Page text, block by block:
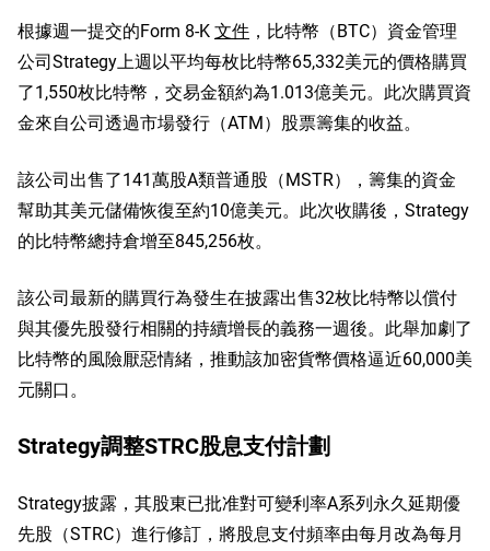
根據週一提交的Form 8-K文件 ，比特幣（BTC）資金管理
公司Strategy上週以平均每枚比特幣65,332美元的價格購買
了1,550枚比特幣，交易金額約為1.013億美元。此次購買資
金來自公司透過市場發行（ATM）股票籌集的收益。
該公司出售了141萬股A類普通股（MSTR），籌集的資金
幫助其美元儲備恢復至約10億美元。此次收購後，Strategy
的比特幣總持倉增至845,256枚。
該公司最新的購買行為發生在披露出售32枚比特幣以償付
與其優先股發行相關的持續增長的義務一週後。此舉加劇了
比特幣的風險厭惡情緒，推動該加密貨幣價格逼近60,000美
元關口。
Strategy調整STRC股息支付計劃
Strategy披露，其股東已批准對可變利率A系列永久延期優
先股（STRC）進行修訂，將股息支付頻率由每月改為每月